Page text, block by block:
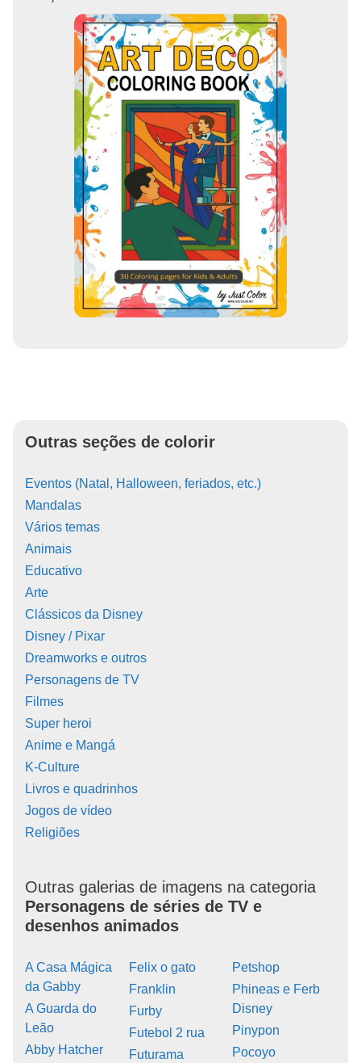
Outras seções de colorir
Eventos (Natal, Halloween, feriados, etc.)
Mandalas
Vários temas
Animais
Educativo
Arte
Clássicos da Disney
Disney / Pixar
Dreamworks e outros
Personagens de TV
Filmes
Super heroi
Anime e Mangá
K-Culture
Livros e quadrinhos
Jogos de vídeo
Religiões
Outras galerias de imagens na categoria
Personagens de séries de TV e
desenhos animados
A Casa Mágica
da Gabby
A Guarda do
Leão
Abby Hatcher
Felix o gato
Franklin
Furby
Futebol 2 rua
Futurama
Petshop
Phineas e Ferb
Disney
Pinypon
Pocoyo